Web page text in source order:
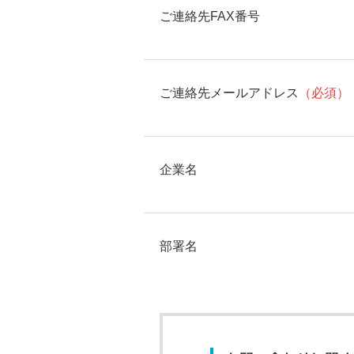
ご連絡先FAX番号
ご連絡先メールアドレス （必須）
企業名
部署名